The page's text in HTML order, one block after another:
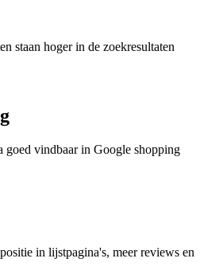
staan hoger in de zoekresultaten
goed vindbaar in Google shopping
in lijstpagina's, meer reviews en